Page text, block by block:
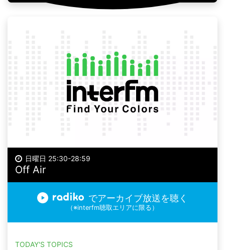
日曜日 25:30-28:59
Off Air
でアーカイブ放送を聴く
（※interfm聴取エリアに限る）
TODAY'S TOPICS